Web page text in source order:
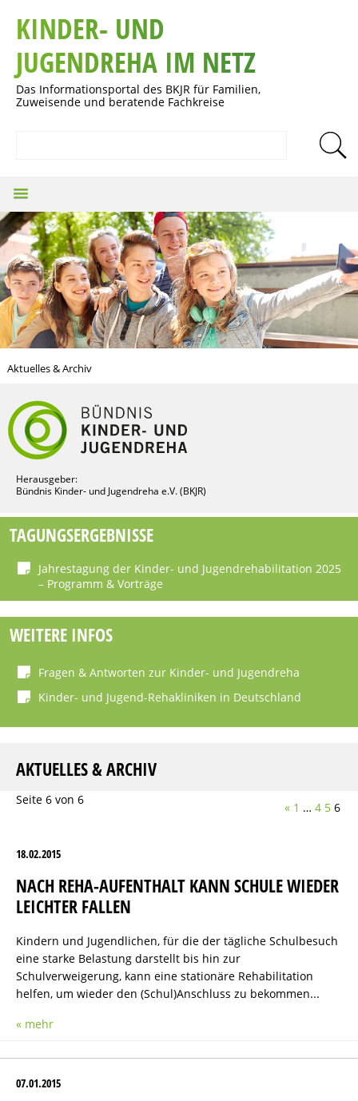
KINDER- UND
JUGENDREHA IM NETZ
Das Informationsportal des BKJR für Familien,
Zuweisende und beratende Fachkreise
Aktuelles & Archiv
Herausgeber:
Bündnis Kinder- und Jugendreha e.V. (BKJR)
TAGUNGSERGEBNISSE
Jahrestagung der Kinder- und Jugendrehabilitation 2025
– Programm & Vorträge
WEITERE INFOS
Fragen & Antworten zur Kinder- und Jugendreha
Kinder- und Jugend-Rehakliniken in Deutschland
AKTUELLES & ARCHIV
Seite 6 von 6
« 1 … 4 5 6
18.02.2015
NACH REHA-AUFENTHALT KANN SCHULE WIEDER
LEICHTER FALLEN
Kindern und Jugendlichen, für die der tägliche Schulbesuch
eine starke Belastung darstellt bis hin zur
Schulverweigerung, kann eine stationäre Rehabilitation
helfen, um wieder den (Schul)Anschluss zu bekommen...
« mehr
07.01.2015